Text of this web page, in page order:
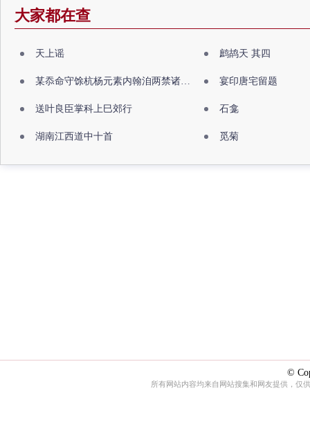
大家都在查
天上谣 鹧鸪天 其四
某忝命守馀杭杨元素内翰洎两禁诸公出祖佛寺 宴印唐宅留题
送叶良臣掌科上巳郊行 石龛
湖南江西道中十首 觅菊
©
所有网站内容均来自网站搜集和网友提供，仅